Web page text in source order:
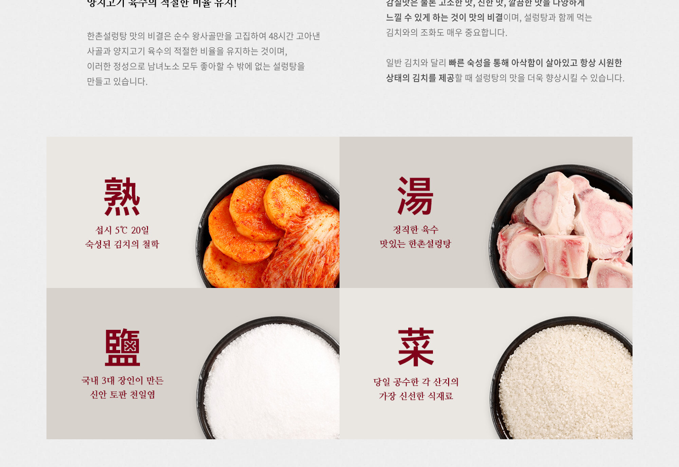
양지고기 육수의 적절한 비율 유지!
한촌설렁탕 맛의 비결은 순수 왕사골만을 고집하여 48시간 고아낸
사골과 양지고기 육수의 적절한 비율을 유지하는 것이며,
이러한 정성으로 남녀노소 모두 좋아할 수 밖에 없는 설렁탕을
만들고 있습니다.
느낄 수 있게 하는 것이 맛의 비결이며, 설렁탕과 함께 먹는
김치와의 조화도 매우 중요합니다.
일반 김치와 달리 빠른 숙성을 통해 아삭함이 살아있고 항상 시원한
상태의 김치를 제공할 때 설렁탕의 맛을 더욱 향상시킬 수 있습니다.